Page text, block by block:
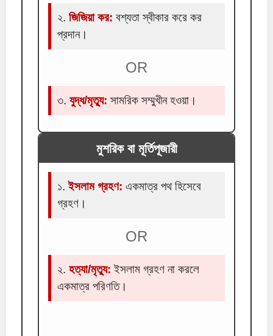
২. জিজিয়া কর: বশ্যতা স্বীকার করে কর
প্রদান।
OR
৩. যুদ্ধ/মৃত্যু: সামরিক সম্মুখীন হওয়া।
মুশরিক বা মূর্তিপূজারী
১.ইসলাম গ্রহণ: একমাত্র পথ হিসেবে
গ্রহণ।
OR
২. হত্যা/মৃত্যু: ইসলাম গ্রহণ না করলে
একমাত্র পরিণতি।